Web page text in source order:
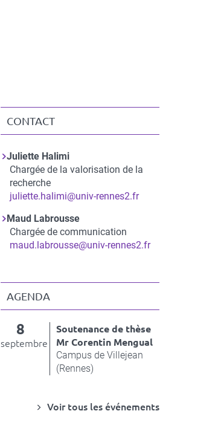
CONTACT
Juliette Halimi
Chargée de la valorisation de la
recherche
juliette.halimi@univ-rennes2.fr
Maud Labrousse
Chargée de communication
maud.labrousse@univ-rennes2.fr
AGENDA
8
septembre
Soutenance de thèse
Mr Corentin Mengual
Campus de Villejean
(Rennes)
Voir tous les événements